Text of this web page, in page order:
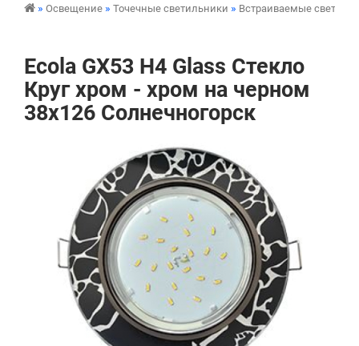
Освещение Точечные светильники Встраиваемые
Ecola GX53 H4 Glass Стекло
Круг хром - хром на черном
38x126 Солнечногорск